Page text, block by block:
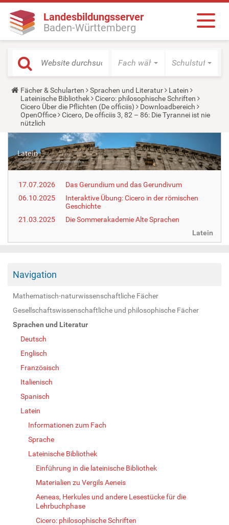
Landesbildungsserver
Baden-Württemberg
Fach wählen Schulstufe
Y
o
u
a
r
e
r
e
:
Fächer & Schularten Sprachen und Literatur
Latein
Lateinische Bibliothek
Cicero: philosophische Schriften
Cicero Über die Pflichten (De officiis)
Downloadbereich
OpenOffice
Cicero, De officiis 3, 82 – 86: Die Tyrannei ist nie
nützlich
17.07.2026
Das Gerundium und das Gerundivum
06.10.2025
Interaktive Übung: Cicero in der römischen
Geschichte
21.03.2025
Die Sommerakademie Alte Sprachen
Latein
Navigation
Mathematisch-naturwissenschaftliche Fächer
Gesellschaftswissenschaftliche und philosophische Fächer
Sprachen und Literatur
Deutsch
Englisch
Französisch
Italienisch
Spanisch
Latein
Informationen zum Fach
Sprache
Lateinische Bibliothek
Einführung in die lateinische Bibliothek
Materialien zu Vergils Aeneis
Aeneas, Herkules und andere Lesestücke für die
Lehrbuchphase
Cicero: philosophische Schriften